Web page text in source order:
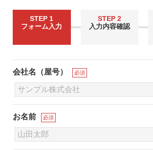
STEP 1
フォーム入力
STEP 2
入力内容確認
会社名（屋号） 必須
お名前 必須